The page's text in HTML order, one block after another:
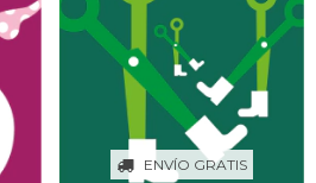
ENVÍO GRATIS